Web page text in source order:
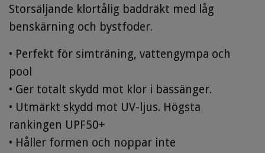
Storsäljande klortålig baddräkt med låg
benskärning och bystfoder.
• Perfekt för simträning, vattengympa och
pool
• Ger totalt skydd mot klor i bassänger.
• Utmärkt skydd mot UV-ljus. Högsta
rankingen UPF50+
• Håller formen och noppar inte